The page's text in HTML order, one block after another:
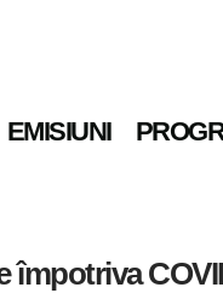
EMISIUNI